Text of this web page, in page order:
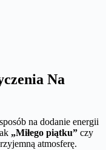
Na
na dodanie energii
„Miłego piątku” czy
atmosferę.